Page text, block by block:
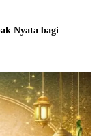
Nyata bagi